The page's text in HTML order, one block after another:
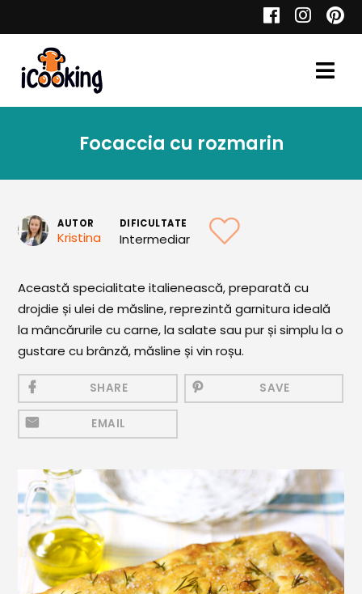
Toate Reţetele
Aperitive
Aperitive Calde
Aperitive Reci
Mezeluri
Ronțăieli
Băuturi
Băuturi calde
Băuturi reci
Cocktail-uri
Smoothies
Ceva Dulce
Focaccia cu rozmarin
AUTOR
Kristina
DIFICULTATE
Intermediar
Această specialitate italienească, preparată cu
drojdie și ulei de măsline, reprezintă garnitura ideală
la mâncărurile cu carne, la salate sau pur și simplu la o
gustare cu brânză, măsline și vin roșu.
SHARE SAVE
EMAIL